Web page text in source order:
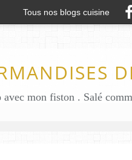
Tous nos blogs cuisine